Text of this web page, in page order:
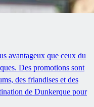
avantageux que ceux du
Des promotions sont
des friandises et des
de Dunkerque pour